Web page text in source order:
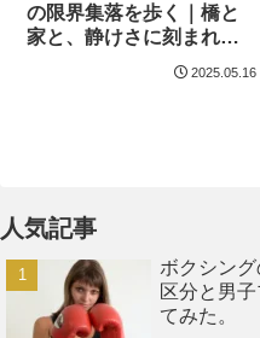
の限界集落を歩く｜橋と
家と、静けさに刻まれた
2025.05.16
人気記事
ボクシン
区分と男
てみた。